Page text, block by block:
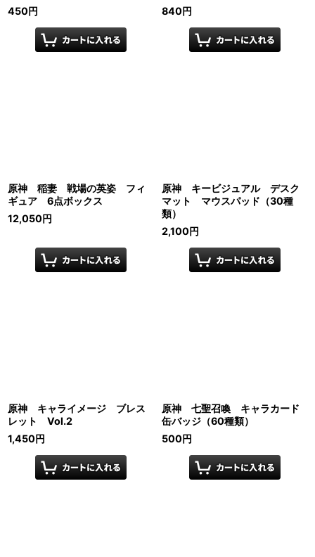
450円
840円
原神 稲妻 戦場の英姿 フィ
ギュア 6点ボックス
12,050円
原神 キービジュアル デスク
マット マウスパッド（30種
類）
2,100円
原神 キャライメージ ブレス
レット Vol.2
1,450円
原神 七聖召喚 キャラカード
缶バッジ（60種類）
500円